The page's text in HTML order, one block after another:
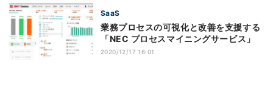
SaaS
業務プロセスの可視化と改善を支援する
「NEC プロセスマイニングサービス」
2020/12/17 16:01